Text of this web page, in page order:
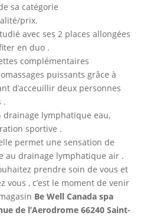
sa catégorie
prix.
avec ses 2 places allongées
en duo .
complémentaires
puissants grâce à
d’acceuillir deux personnes
.
lymphatique eau,
sportive .
permet une sensation de
au drainage lymphatique air .
prendre soin de vous et
vous , c’est le moment de venir
Be Well Canada spa
de l’Aerodrome 66240 Saint-